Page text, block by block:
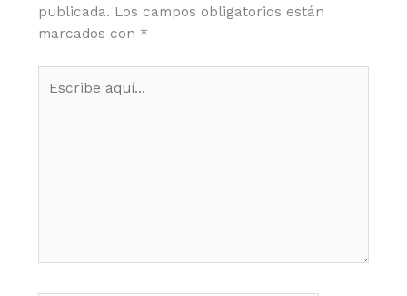
publicada. Los campos obligatorios están
marcados con *
aquí...